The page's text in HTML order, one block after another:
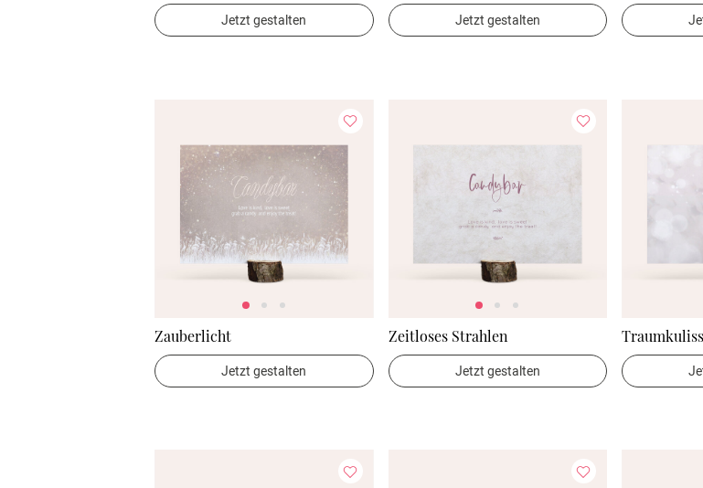
Jetzt gestalten Jetzt gestalten
Zauberlicht
Jetzt gestalten
Zeitloses Strahlen
Jetzt gestalten